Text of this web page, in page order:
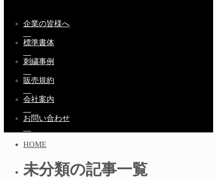
企業の皆様へ
標準書体
刺繍事例
販売規約
会社案内
お問い合わせ
HOME
未分類の記事一覧